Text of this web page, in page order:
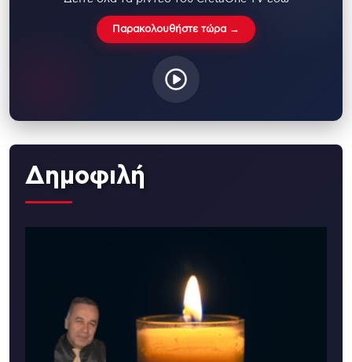
Παρακολουθήστε τώρα →
Δημοφιλή